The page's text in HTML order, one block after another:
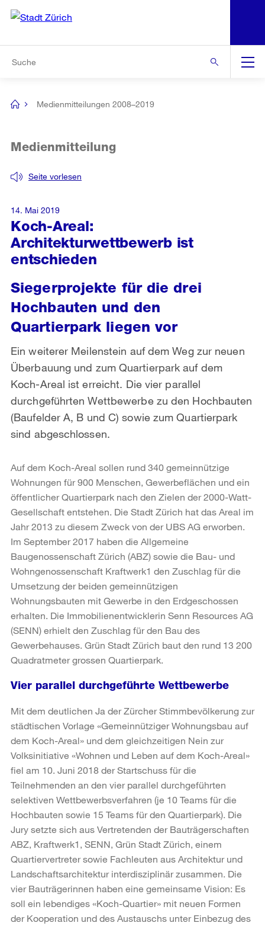
Navigation
[no
Medienmitteilungen 2008–2019
Koch-Areal:
Architekturwettbewerb ist
entschieden
Seite vorlesen
Medienmitteilung
Siegerprojekte für die drei
Hochbauten und den
Quartierpark liegen vor
Ein weiterer Meilenstein auf dem Weg zur neuen
Überbauung und zum Quartierpark auf dem
Koch-Areal ist erreicht. Die vier parallel
durchgeführten Wettbewerbe zu den Hochbauten
(Baufelder A, B und C) sowie zum Quartierpark
sind abgeschlossen.
14. Mai 2019
Auf dem Koch-Areal sollen rund 340 gemeinnützige
Wohnungen für 900 Menschen, Gewerbeflächen und ein
öffentlicher Quartierpark nach den Zielen der 2000-Watt-
Gesellschaft entstehen. Die Stadt Zürich hat das Areal im
Jahr 2013 zu diesem Zweck von der UBS AG erworben.
Im September 2017 haben die Allgemeine
Baugenossenschaft Zürich (ABZ) sowie die Bau- und
Wohngenossenschaft Kraftwerk1 den Zuschlag für die
Umsetzung der beiden gemeinnützigen
Wohnungsbauten mit Gewerbe in den Erdgeschossen
erhalten. Die Immobilienentwicklerin Senn Resources AG
(SENN) erhielt den Zuschlag für den Bau des
Gewerbehauses. Grün Stadt Zürich baut den rund 13 200
Quadratmeter grossen Quartierpark.
Vier parallel durchgeführte Wettbewerbe
Mit dem deutlichen Ja der Zürcher Stimmbevölkerung zur
städtischen Vorlage «Gemeinnütziger Wohnungsbau auf
dem Koch-Areal» und dem gleichzeitigen Nein zur
Volksinitiative «Wohnen und Leben auf dem Koch-Areal»
fiel am 10. Juni 2018 der Startschuss für die
Teilnehmenden an den vier parallel durchgeführten
selektiven Wettbewerbsverfahren (je 10 Teams für die
Hochbauten sowie 15 Teams für den Quartierpark). Die
Jury setzte sich aus Vertretenden der Bauträgerschaften
ABZ, Kraftwerk1, SENN, Grün Stadt Zürich, einem
Quartiervertreter sowie Fachleuten aus Architektur und
Landschaftsarchitektur interdisziplinär zusammen. Die
vier Bauträgerinnen haben eine gemeinsame Vision: Es
soll ein lebendiges «Koch-Quartier» mit neuen Formen
der Kooperation und des Austauschs unter Einbezug des